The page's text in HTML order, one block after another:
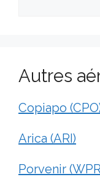
Autres
Copiapo
Arica (ARI)
Porvenir